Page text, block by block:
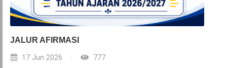
JALUR AFIRMASI
17 Jun 2026 777